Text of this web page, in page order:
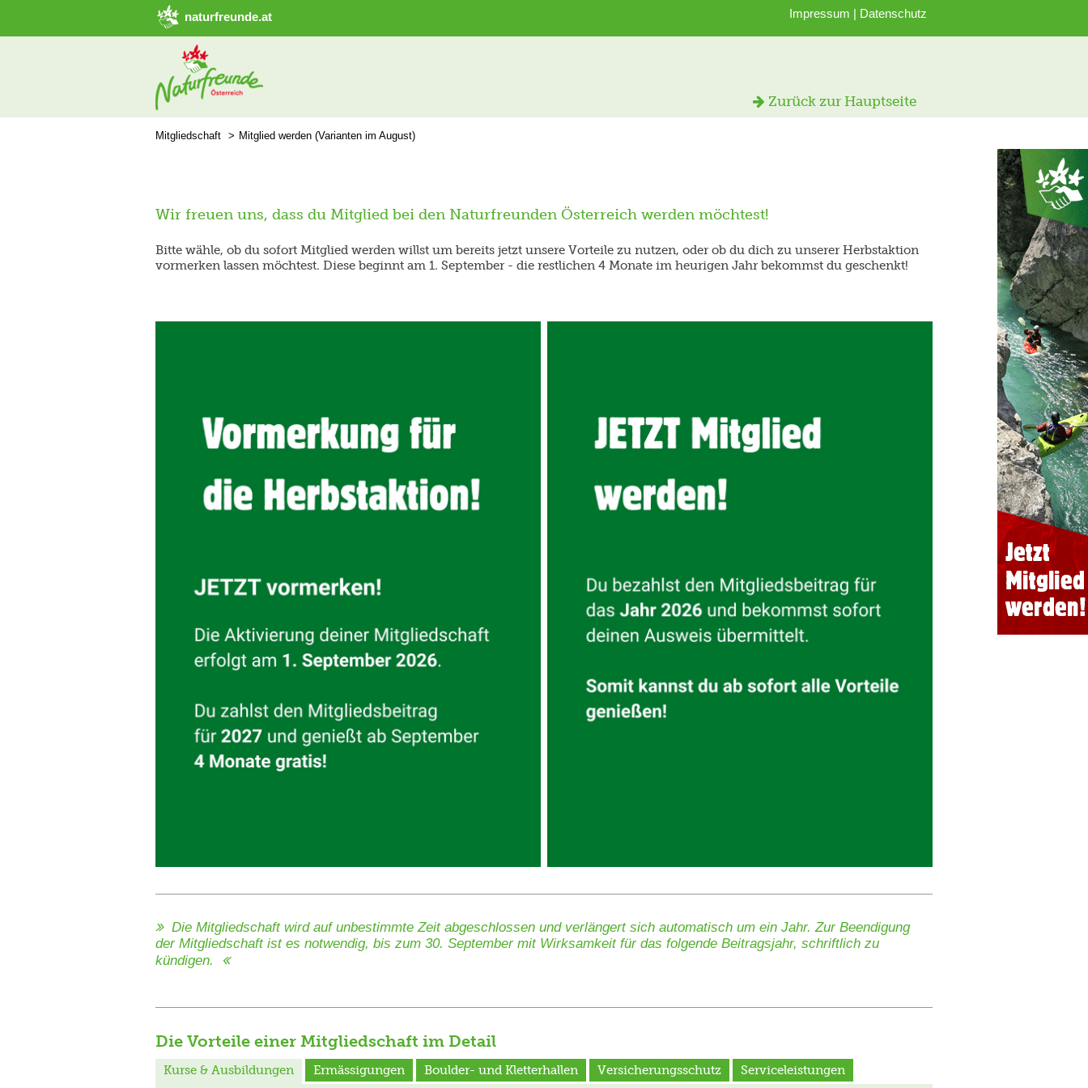
naturfreunde.at Impressum | Datenschutz
Zurück zur Hauptseite
Mitgliedschaft Mitglied werden (Varianten im August)
Wir freuen uns, dass du Mitglied bei den Naturfreunden Österreich werden möchtest!
Bitte wähle, ob du sofort Mitglied werden willst um bereits jetzt unsere Vorteile zu nutzen, oder ob du dich zu unserer Herbstaktion
vormerken lassen möchtest. Diese beginnt am 1. September - die restlichen 4 Monate im heurigen Jahr bekommst du geschenkt!
Die Mitgliedschaft wird auf unbestimmte Zeit abgeschlossen und verlängert sich automatisch um ein Jahr. Zur Beendigung
der Mitgliedschaft ist es notwendig, bis zum 30. September mit Wirksamkeit für das folgende Beitragsjahr, schriftlich zu
kündigen.
Die Vorteile einer Mitgliedschaft im Detail
Kurse & Ausbildungen Ermässigungen Boulder- und Kletterhallen Versicherungsschutz Serviceleistungen